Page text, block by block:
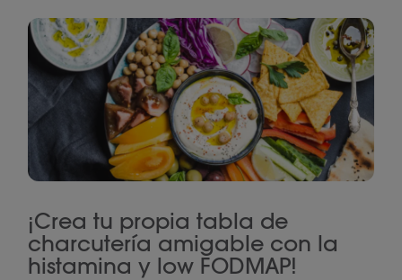
¡Crea tu propia tabla de
charcutería amigable con la
histamina y low FODMAP!